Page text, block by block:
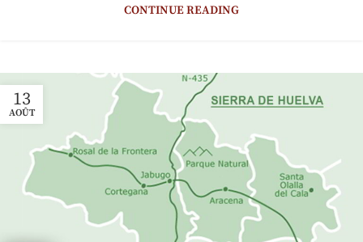
CONTINUE READING
13
AOÛT